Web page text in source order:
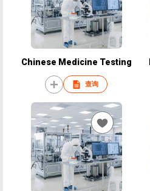
Chinese Medicine Testing
查询